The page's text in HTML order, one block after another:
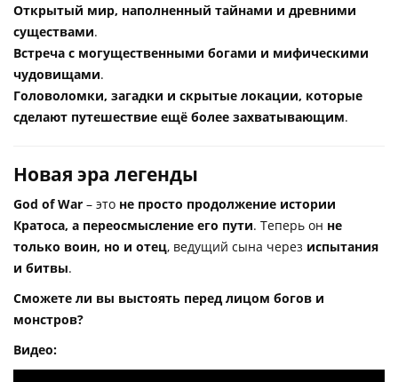
Открытый мир, наполненный тайнами и древними
существами.
Встреча с могущественными богами и мифическими
чудовищами.
Головоломки, загадки и скрытые локации, которые
сделают путешествие ещё более захватывающим.
Новая эра легенды
God of War – это не просто продолжение истории
Кратоса, а переосмысление его пути. Теперь он не
только воин, но и отец, ведущий сына через испытания
и битвы.
Сможете ли вы выстоять перед лицом богов и
монстров?
Видео: